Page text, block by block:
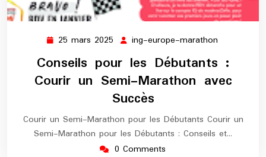
25 mars 2025 25
mars
2025
ing-europe-marathon
marathon
Conseils pour les Débutants :
Courir un Semi-Marathon avec
Succès
Courir un Semi-Marathon pour les Débutants Courir un
Semi-Marathon pour les Débutants : Conseils et…
0 Comments